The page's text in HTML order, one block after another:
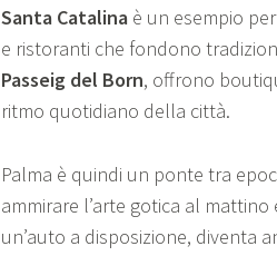
Santa Catalina è un esempio
e ristoranti che fondono
Passeig del Born, offrono
ritmo quotidiano della città.
Palma è quindi un ponte tra
ammirare l’arte gotica al
un’auto a disposizione, diventa